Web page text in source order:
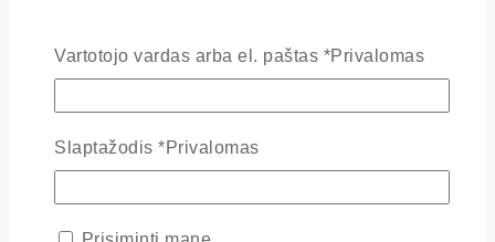
Vartotojo vardas arba el. paštas *Privalomas
Slaptažodis *Privalomas